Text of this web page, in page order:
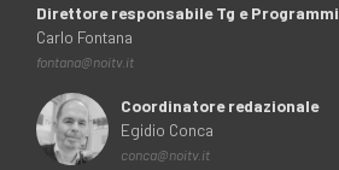
Direttore responsabile Tg e Programmi
Carlo Fontana
fontana@noitv.it
Coordinatore redazionale
Egidio Conca
conca@noitv.it